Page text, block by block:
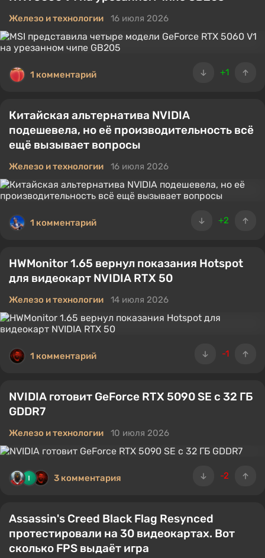
Железо и технологии 16 июля 2026
+1
1 комментарий
Китайская альтернатива NVIDIA
подешевела, но её производительность всё
ещё вызывает вопросы
Железо и технологии 16 июля 2026
+2
1 комментарий
HWMonitor 1.65 вернул показания Hotspot
для видеокарт NVIDIA RTX 50
Железо и технологии 14 июля 2026
-1
1 комментарий
NVIDIA готовит GeForce RTX 5090 SE с 32 ГБ
GDDR7
Железо и технологии 10 июля 2026
-2
3 комментария
Assassin's Creed Black Flag Resynced
протестировали на 30 видеокартах. Вот
сколько FPS выдаёт игра